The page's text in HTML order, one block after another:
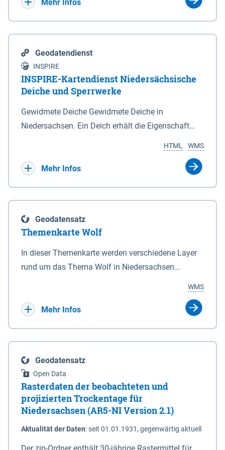
Mehr Infos
Geodatendienst
INSPIRE
INSPIRE-Kartendienst Niedersächsische
Deiche und Sperrwerke
Gewidmete Deiche Gewidmete Deiche in
Niedersachsen. Ein Deich erhält die Eigenschaft
Deichbehörde durch Verordnung ausspricht. Für
enthalten. Sperrwerke Sperrwerke sind Bauwerke
mit Sperrvorrichtungen in Tidegewässern, die dem
Schutz eines Gebietes vor erhöhten Tiden, vor allem
vor Sturmfluten, zu dienen bestimmt sind (§2 Abs.3
Eigenschaft eines Sperrwerkes durch Widmung, die
die Deichbehörde durch Verordnung ausspricht.
WMS
HTML
Mehr Infos
Geodatensatz
Themenkarte Wolf
In dieser Themenkarte werden verschiedene Layer
rund um das Thema Wolf in Niedersachsen
sowie Status der bestehenden Wolfsterritorien im
laufenden Monitoringjahr.
WMS
Mehr Infos
Geodatensatz
Open Data
Rasterdaten der beobachteten und
projizierten Trockentage für
Niedersachsen (AR5-NI Version 2.1)
Aktualität der Daten:seit 01.01.1931, gegenwärtig aktuell